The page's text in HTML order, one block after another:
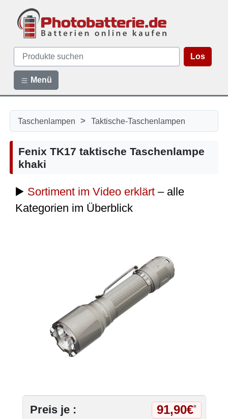
Los
Menü
Taschenlampen > Taktische-Taschenlampen
Fenix TK17 taktische Taschenlampe
khaki
▶️ Sortiment im Video erklärt – alle
Kategorien im Überblick
Preis je : 91,90€*